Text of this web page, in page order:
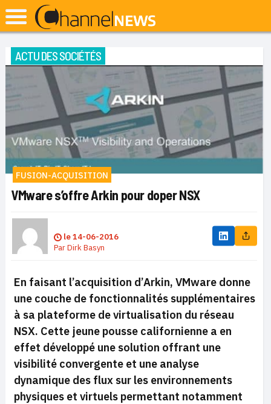
ACTU DES SOCIÉTÉS
FUSION-ACQUISITION
VMware s’offre Arkin pour doper NSX
le14-06-2016
ParDirk Basyn
En faisant l’acquisition d’Arkin, VMware donne
une couche de fonctionnalités supplémentaires
à sa plateforme de virtualisation du réseau
NSX. Cette jeune pousse californienne a en
effet développé une solution offrant une
visibilité convergente et une analyse
dynamique des flux sur les environnements
physiques et virtuels permettant notamment